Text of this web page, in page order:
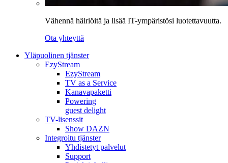
Vähennä häiriöitä ja lisää IT-ympäristösi luotettavuutta.
Ota yhteyttä
Yläpuolinen tjänster
EzyStream
EzyStream
TV as a Service
Kanavapaketti
Powering
guest delight
TV-lisenssit
Show DAZN
Integroitu tjänster
Yhdistetyt palvelut
Support